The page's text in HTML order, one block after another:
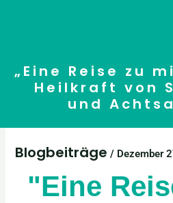
springen
„Eine Reise zu
Heilkraft von
und
Blogbeiträge / Dezember
"Eine